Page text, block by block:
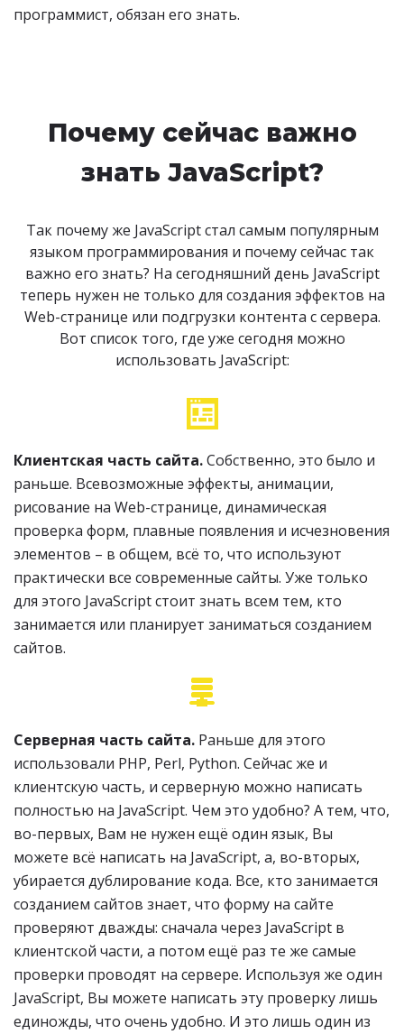
программист, обязан его знать.
Почему сейчас важно
знать JavaScript?
Так почему же JavaScript стал самым популярным
языком программирования и почему сейчас так
важно его знать? На сегодняшний день JavaScript
теперь нужен не только для создания эффектов на
Web-странице или подгрузки контента с сервера.
Вот список того, где уже сегодня можно
использовать JavaScript:
Клиентская часть сайта.Собственно, это было и
раньше. Всевозможные эффекты, анимации,
рисование на Web-странице, динамическая
проверка форм, плавные появления и исчезновения
элементов – в общем, всё то, что используют
практически все современные сайты. Уже только
для этого JavaScript стоит знать всем тем, кто
занимается или планирует заниматься созданием
сайтов.
Серверная часть сайта. Раньше для этого
использовали PHP, Perl, Python. Сейчас же и
клиентскую часть, и серверную можно написать
полностью на JavaScript. Чем это удобно? А тем, что,
во-первых, Вам не нужен ещё один язык, Вы
можете всё написать на JavaScript, а, во-вторых,
убирается дублирование кода. Все, кто занимается
созданием сайтов знает, что форму на сайте
проверяют дважды: сначала через JavaScript в
клиентской части, а потом ещё раз те же самые
проверки проводят на сервере. Используя же один
JavaScript, Вы можете написать эту проверку лишь
единожды, что очень удобно. И это лишь один из